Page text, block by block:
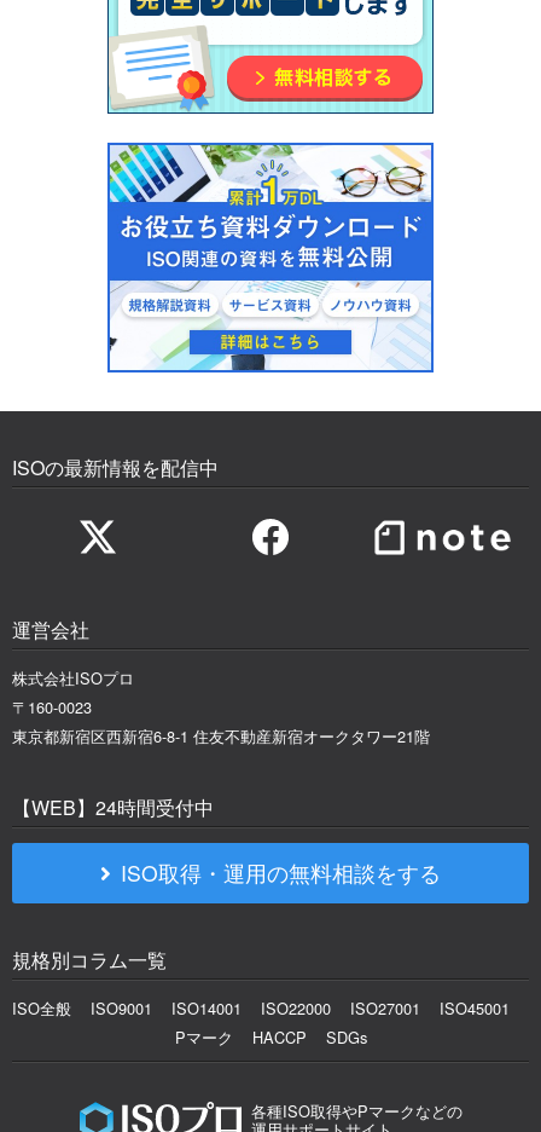
ISOの最新情報を配信中
運営会社
株式会社ISOプロ
〒160-0023
東京都新宿区西新宿6-8-1 住友不動産新宿オークタワー21階
【WEB】24時間受付中
ISO取得・運用の無料相談をする
規格別コラム一覧
ISO全般 ISO9001 ISO14001 ISO22000 ISO27001
ISO45001
Pマーク
HACCP SDGs
各種ISO取得やPマークなどの